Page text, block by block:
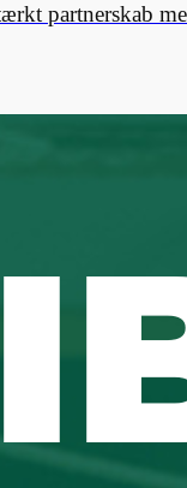
partnerskab